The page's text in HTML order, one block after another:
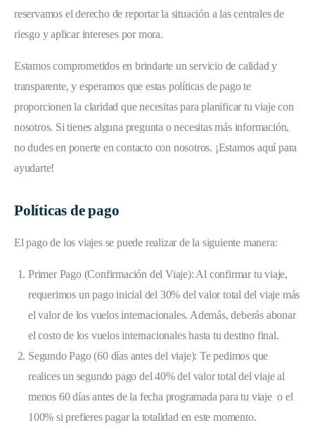
reservamos el derecho de reportar la situación a las centrales de
riesgo y aplicar intereses por mora.
Estamos comprometidos en brindarte un servicio de calidad y
transparente, y esperamos que estas políticas de pago te
proporcionen la claridad que necesitas para planificar tu viaje con
nosotros. Si tienes alguna pregunta o necesitas más información,
no dudes en ponerte en contacto con nosotros. ¡Estamos aquí para
ayudarte!
Políticas de pago
El pago de los viajes se puede realizar de la siguiente manera:
Primer Pago (Confirmación del Viaje): Al confirmar tu viaje,
requerimos un pago inicial del 30% del valor total del viaje más
el valor de los vuelos internacionales. Además, deberás abonar
el costo de los vuelos internacionales hasta tu destino final.
Segundo Pago (60 días antes del viaje): Te pedimos que
realices un segundo pago del 40% del valor total del viaje al
menos 60 días antes de la fecha programada para tu viaje o el
100% si prefieres pagar la totalidad en este momento.